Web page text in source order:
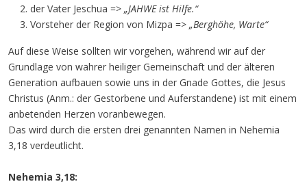
der Vater Jeschua => „JAHWE ist Hilfe.“
Vorsteher der Region von Mizpa => „Berghöhe, Warte“
Auf diese Weise sollten wir vorgehen, während wir auf der
Grundlage von wahrer heiliger Gemeinschaft und der älteren
Generation aufbauen sowie uns in der Gnade Gottes, die Jesus
Christus (Anm.: der Gestorbene und Auferstandene) ist mit einem
anbetenden Herzen voranbewegen.
Das wird durch die ersten drei genannten Namen in Nehemia
3,18 verdeutlicht.
Nehemia 3,18: